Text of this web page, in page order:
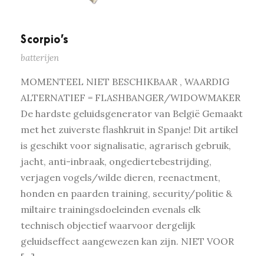
Scorpio’s
batterijen
MOMENTEEL NIET BESCHIKBAAR , WAARDIG
ALTERNATIEF = FLASHBANGER/WIDOWMAKER
De hardste geluidsgenerator van België Gemaakt
met het zuiverste flashkruit in Spanje! Dit artikel
is geschikt voor signalisatie, agrarisch gebruik,
jacht, anti-inbraak, ongediertebestrijding,
verjagen vogels/wilde dieren, reenactment,
honden en paarden training, security/politie &
miltaire trainingsdoeleinden evenals elk
technisch objectief waarvoor dergelijk
geluidseffect aangewezen kan zijn. NIET VOOR